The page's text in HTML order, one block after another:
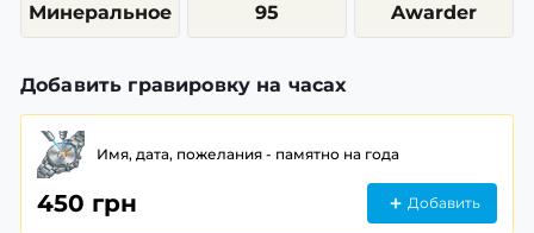
Минеральное 95 Awarder
Добавить гравировку на часах
Имя, дата, пожелания - памятно на года
450 грн Добавить